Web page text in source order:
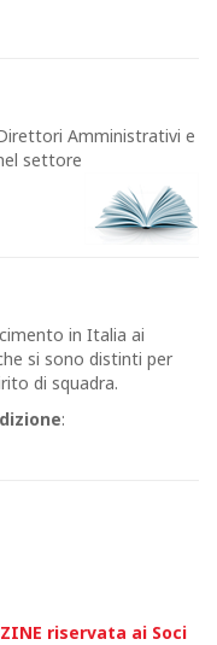
Amministrativi e
settore
in Italia ai
si sono distinti per
di squadra.
:
riservata ai Soci